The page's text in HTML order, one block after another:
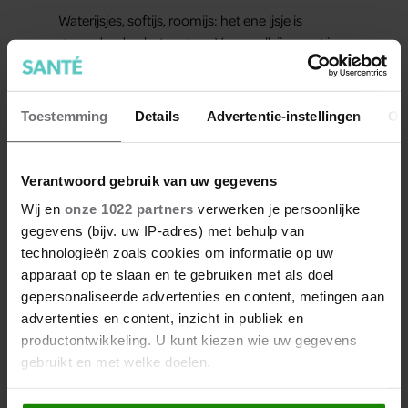
Toestemming Details Advertentie-instellingen
Verantwoord gebruik van uw gegevens
Wij en onze 1022 partners verwerken je persoonlijke
gegevens (bijv. uw IP-adres) met behulp van
technologieën zoals cookies om informatie op uw
apparaat op te slaan en te gebruiken met als doel
gepersonaliseerde advertenties en content, metingen aan
advertenties en content, inzicht in publiek en
productontwikkeling. U kunt kiezen wie uw gegevens
gebruikt en met welke doelen.
Waterijsjes, softijs, roomijs: het ene ijsje is
gezonder dan het andere. Voor welk ijs moet je
kiezen als je minder calorieën wilt binnenkrijgen?
Meer van Santé